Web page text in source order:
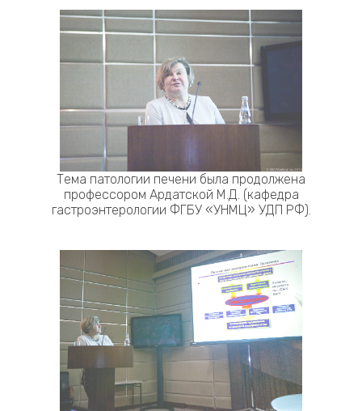
Тема патологии печени была продолжена
профессором Ардатской М.Д. (кафедра
гастроэнтерологии ФГБУ «УНМЦ» УДП РФ).